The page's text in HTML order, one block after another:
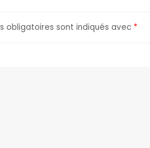
obligatoires sont indiqués avec *